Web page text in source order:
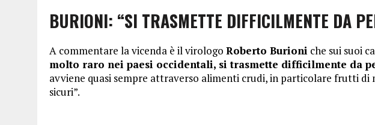
BURIONI: “SI TRASMETTE DIFFICILMENTE DA
A commentare la vicenda è il virologo Roberto Burioni che sui suoi
molto raro nei paesi occidentali, si trasmette difficilmente da
avviene quasi sempre attraverso alimenti crudi, in particolare frutti di
sicuri”.